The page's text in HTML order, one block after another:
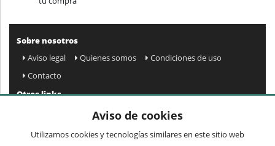
Sobre nosotros
Aviso legal
Quienes somos
Condiciones de uso
Contacto
Otros links
Preguntas frecuentes
Mi cuenta
Condiciones de envío y devolución
Aviso de cookies
Utilizamos cookies y tecnologías similares en este sitio web